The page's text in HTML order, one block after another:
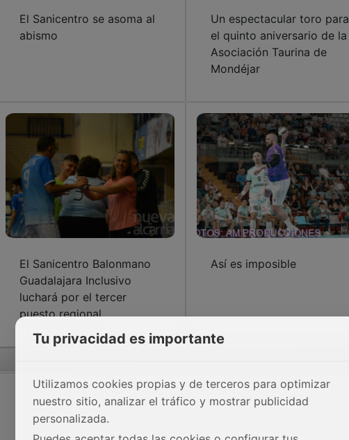
El Sanicentro se asoma al
abismo
Un espectacular toro para
el quinto aniversario de la
Asociación Taurina de
Mondéjar
El Sanicentro Balonmano
Guadalajara Inclusivo
luchará por el tercer
puesto regional
Así es imposible
Tu privacidad es importante
Utilizamos cookies propias y de terceros para optimizar
nuestro sitio, analizar el tráfico y mostrar publicidad
personalizada.